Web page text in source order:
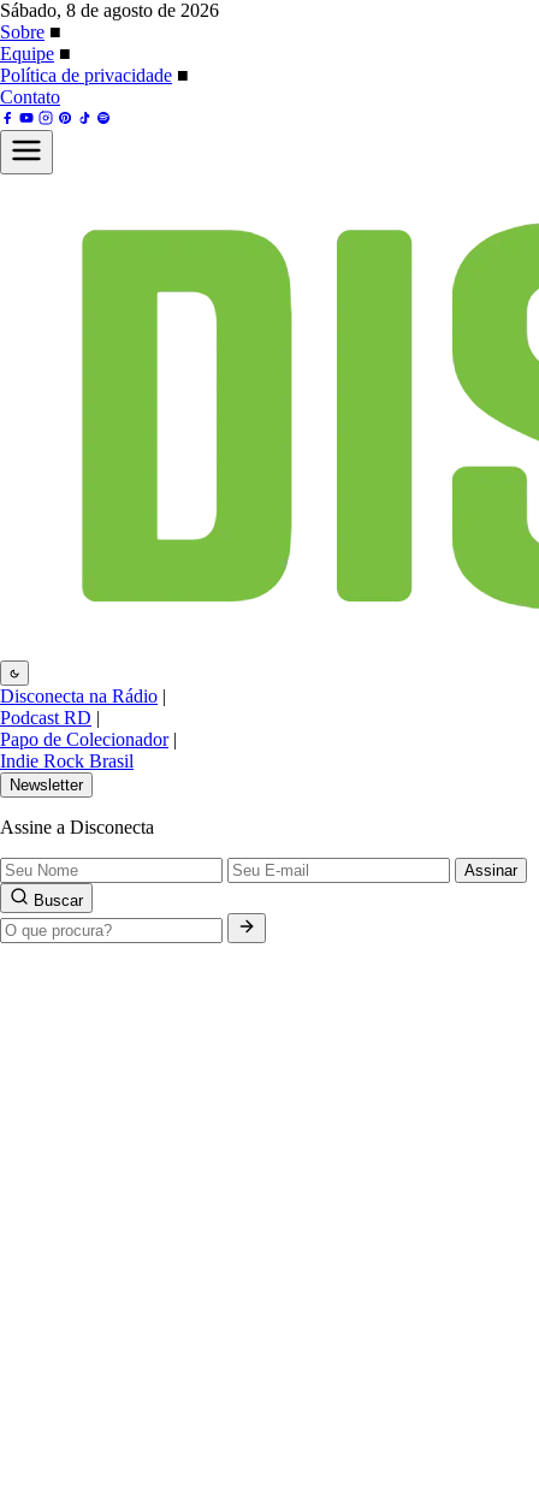
Sábado, 8 de agosto de 2026
Sobre ■
Equipe ■
Política de privacidade ■
Contato
Disconecta na Rádio |
Podcast RD |
Papo de Colecionador |
Indie Rock Brasil
Newsletter
Assine a Disconecta
Assinar
Buscar